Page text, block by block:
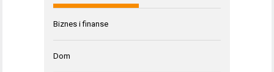
Biznes i finanse
Dom